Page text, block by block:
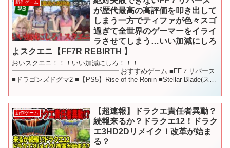
新作ゲーム
が歴代最高の高評価を叩き出して
しまう一方でティファが色々スゴ
過ぎて全世界のゲーマーをイライ
ラさせてしまう…いい加減にしろ
よスクエニ【FF7R REBIRTH 】
おいスクエニ！！！いい加減にしろ！！！
━━━━━━━━━━━━━━━━ おすすめゲーム ■FF７リバース
■ドラゴンズドグマ2 ■【PS5】Rise of the Ronin ■Stellar Blade(ステ
新作ゲーム
【超速報】ドラクエ責任者異動？
続報来るか？ドラクエ12！ドラク
エ3HD2Dリメイク！改革が始ま
る？